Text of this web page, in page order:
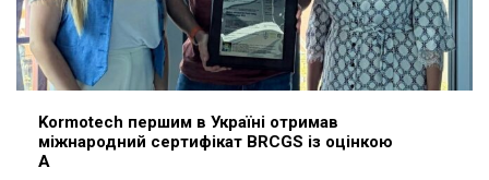
Kormotech першим в Україні отримав
міжнародний сертифікат BRCGS із оцінкою
A